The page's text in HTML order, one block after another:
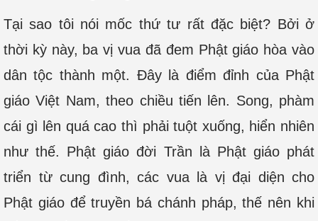
Tại sao tôi nói mốc thứ tư rất đặc biệt? Bởi ở
thời kỳ này, ba vị vua đã đem Phật giáo hòa vào
dân tộc thành một. Đây là điểm đỉnh của Phật
giáo Việt Nam, theo chiều tiến lên. Song, phàm
cái gì lên quá cao thì phải tuột xuống, hiển nhiên
như thế. Phật giáo đời Trần là Phật giáo phát
triển từ cung đình, các vua là vị đại diện cho
Phật giáo để truyền bá chánh pháp, thế nên khi